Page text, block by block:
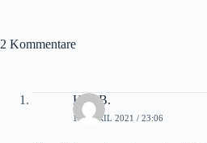
2 Kommentare
H.H.B.
13. APRIL 2021 / 23:06